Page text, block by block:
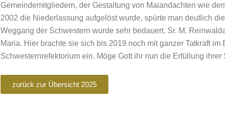
Gemeindemitgliedern, der Gestaltung von Maiandachten wie
2002 die Niederlassung aufgelöst wurde, spürte man deutlich
Weggang der Schwestern wurde sehr bedauert. Sr. M.
Maria. Hier brachte sie sich bis 2019 noch mit ganzer Tatkraft im
Schwesternrefektorium ein. Möge Gott ihr nun die Erfüllung
zurück zur Übersicht 2025